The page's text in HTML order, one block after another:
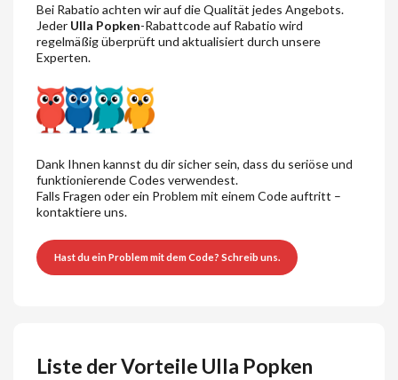
Bei Rabatio achten wir auf die Qualität jedes Angebots.
Jeder Ulla Popken-Rabattcode auf Rabatio wird
regelmäßig überprüft und aktualisiert durch unsere
Experten.
Dank Ihnen kannst du dir sicher sein, dass du seriöse und
funktionierende Codes verwendest.
Falls Fragen oder ein Problem mit einem Code auftritt –
kontaktiere uns.
Hast du ein Problem mit dem Code? Schreib uns.
Liste der Vorteile Ulla Popken